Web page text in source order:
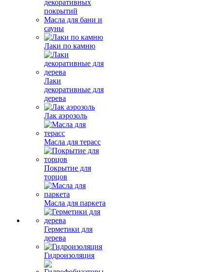
декоративных
покрытий
Масла для бани и
сауны
Лаки по камню
Лаки
декоративные для
дерева
Лак аэрозоль
Масла для терасс
Покрытие для
торцов
Масла для паркета
Герметики для
дерева
Гидроизоляция